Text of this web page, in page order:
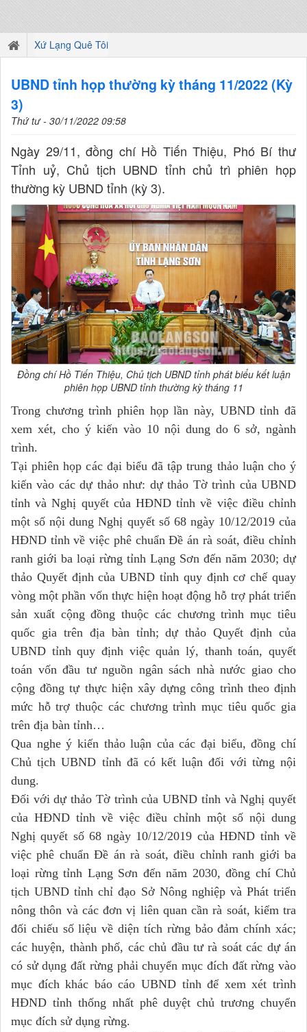
Xứ Lạng Quê Tôi
UBND tỉnh họp thường kỳ tháng 11/2022 (Kỳ
3)
Thứ tư - 30/11/2022 09:58
Ngày 29/11, đồng chí Hồ Tiến Thiệu, Phó Bí thư
Tỉnh uỷ, Chủ tịch UBND tỉnh chủ trì phiên họp
thường kỳ UBND tỉnh (kỳ 3).
Đồng chí Hồ Tiến Thiệu, Chủ tịch UBND tỉnh phát biểu kết luận
phiên họp UBND tỉnh thường kỳ tháng 11
Trong chương trình phiên họp lần này, UBND tỉnh đã
xem xét, cho ý kiến vào 10 nội dung do 6 sở, ngành
trình.
Tại phiên họp các đại biểu đã tập trung thảo luận cho ý
kiến vào các dự thảo như: dự thảo Tờ trình của UBND
tỉnh và Nghị quyết của HĐND tỉnh về việc điều chỉnh
một số nội dung Nghị quyết số 68 ngày 10/12/2019 của
HĐND tỉnh về việc phê chuẩn Đề án rà soát, điều chỉnh
ranh giới ba loại rừng tỉnh Lạng Sơn đến năm 2030; dự
thảo Quyết định của UBND tỉnh quy định cơ chế quay
vòng một phần vốn thực hiện hoạt động hỗ trợ phát triển
sản xuất cộng đồng thuộc các chương trình mục tiêu
quốc gia trên địa bàn tỉnh; dự thảo Quyết định của
UBND tỉnh quy định việc quản lý, thanh toán, quyết
toán vốn đầu tư nguồn ngân sách nhà nước giao cho
cộng đồng tự thực hiện xây dựng công trình theo định
mức hỗ trợ thuộc các chương trình mục tiêu quốc gia
trên địa bàn tỉnh…
Qua nghe ý kiến thảo luận của các đại biểu, đồng chí
Chủ tịch UBND tỉnh đã có kết luận đối với từng nội
dung.
Đối với dự thảo Tờ trình của UBND tỉnh và Nghị quyết
của HĐND tỉnh về việc điều chỉnh một số nội dung
Nghị quyết số 68 ngày 10/12/2019 của HĐND tỉnh về
việc phê chuẩn Đề án rà soát, điều chỉnh ranh giới ba
loại rừng tỉnh Lạng Sơn đến năm 2030, đồng chí Chủ
tịch UBND tỉnh chỉ đạo Sở Nông nghiệp và Phát triển
nông thôn và các đơn vị liên quan cần rà soát, kiểm tra
đối chiếu số liệu về diện tích rừng bảo đảm chính xác;
các huyện, thành phố, các chủ đầu tư rà soát các dự án
có sử dụng đất rừng phải chuyển mục đích đất rừng vào
mục đích khác báo cáo UBND tỉnh để xem xét trình
HĐND tỉnh thống nhất phê duyệt chủ trương chuyển
mục đích sử dụng rừng.